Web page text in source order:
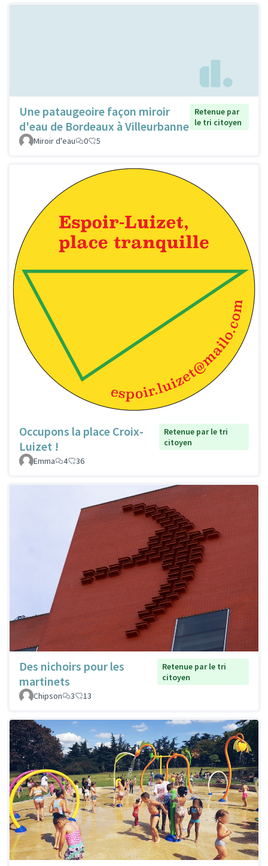
Une pataugeoire façon miroir
d'eau de Bordeaux à Villeurbanne
Retenue par
le tri citoyen
Miroir d'eau
0 5
Occupons la place Croix-
Luizet !
Retenue par le tri
citoyen
Emma
4 36
Des nichoirs pour les
martinets
Retenue par le tri
citoyen
Chipson
3 13